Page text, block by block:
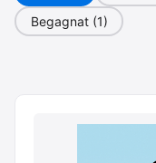
Begagnat (1)